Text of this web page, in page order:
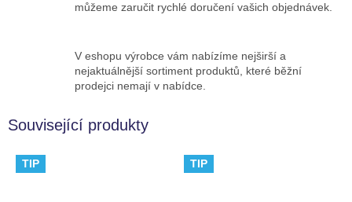
můžeme zaručit rychlé doručení vašich objednávek.
V eshopu výrobce vám nabízíme nejširší a
nejaktuálnější sortiment produktů, které běžní
prodejci nemají v nabídce.
Související produkty
TIP TIP